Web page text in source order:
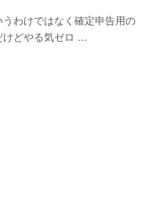
わけではなく確定申告用の
どやる気ゼロ ...